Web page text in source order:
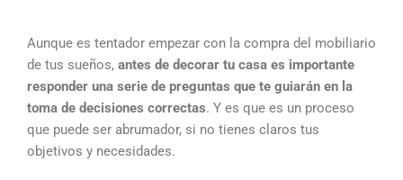
Aunque es tentador empezar con la compra del mobiliario
de tus sueños, antes de decorar tu casa es importante
responder una serie de preguntas que te guiarán en la
toma de decisiones correctas. Y es que es un proceso
que puede ser abrumador, si no tienes claros tus
objetivos y necesidades.